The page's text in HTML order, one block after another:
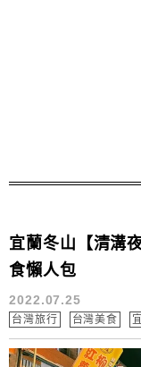
宜蘭冬山【清溝
食懶人包
2022.07.25
台灣旅行 台灣美食